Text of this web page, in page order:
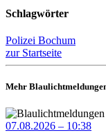
Schlagwörter
Polizei Bochum
zur Startseite
Mehr
07.08.2026 – 10:38